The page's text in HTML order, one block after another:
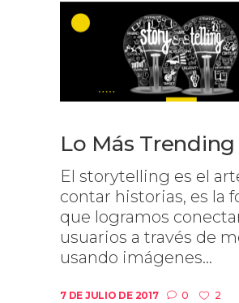
Lo Más Trending
El storytelling es el
contar historias, es la
que logramos
usuarios a través de
usando imágenes...
7 DE JULIO DE 2017 0 2